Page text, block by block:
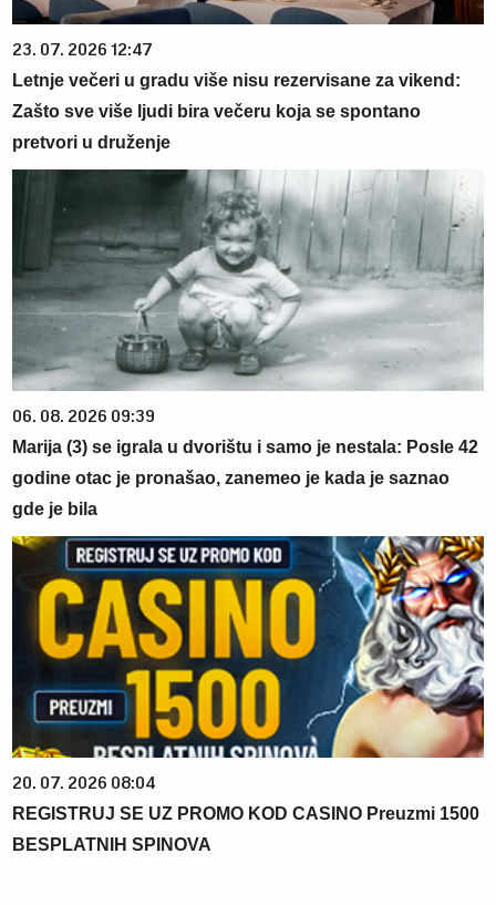
23. 07. 2026 12:47
Letnje večeri u gradu više nisu rezervisane za vikend:
Zašto sve više ljudi bira večeru koja se spontano
pretvori u druženje
06. 08. 2026 09:39
Marija (3) se igrala u dvorištu i samo je nestala: Posle 42
godine otac je pronašao, zanemeo je kada je saznao
gde je bila
20. 07. 2026 08:04
REGISTRUJ SE UZ PROMO KOD CASINO Preuzmi 1500
BESPLATNIH SPINOVA